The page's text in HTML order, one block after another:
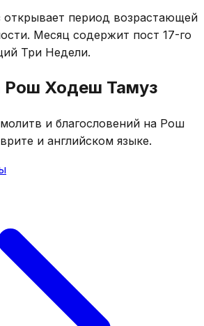
период возрастающей
Месяц содержит пост 17-го
Три Недели.
Рош Ходеш Тамуз
и благословений на Рош
и английском языке.